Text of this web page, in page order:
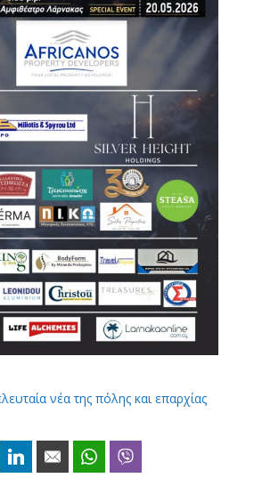
νέα της πόλης και επαρχίας
Twitter LinkedIn Email WhatsApp